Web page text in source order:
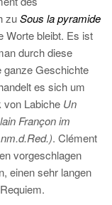
zuSous la pyramide
Worte bleibt. Es ist
durch diese
ganze Geschichte
es sich um
von Labiche Un
Françon im
. Clément
vorgeschlagen
einen sehr langen